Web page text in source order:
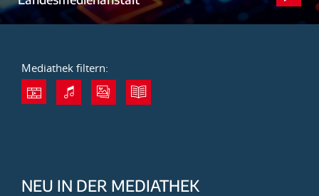
Mediathek filtern:
NEU IN DER MEDIATHEK